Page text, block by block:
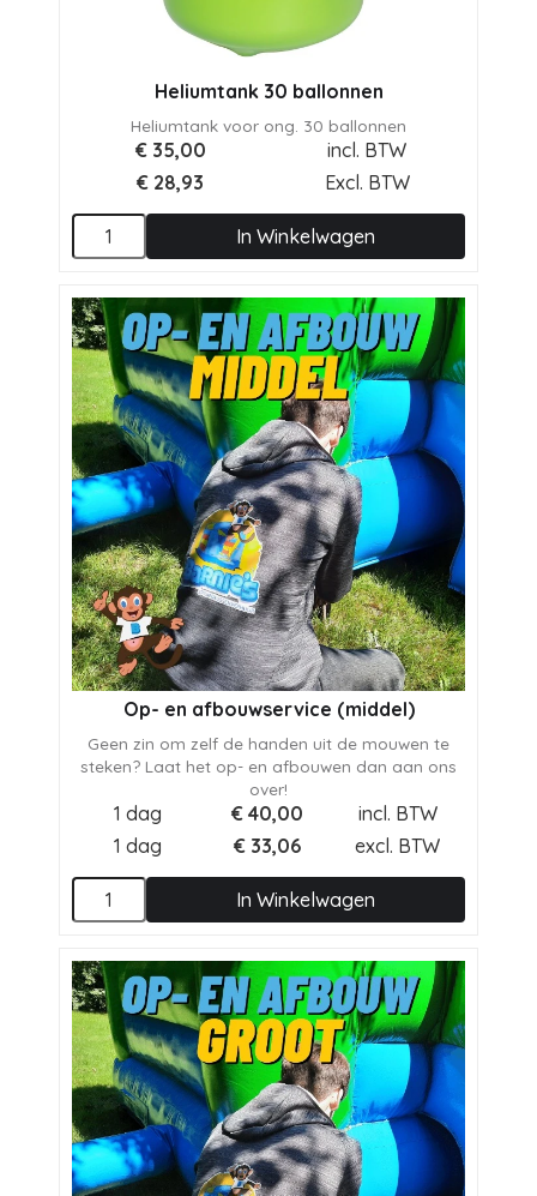
Heliumtank 30 ballonnen
Heliumtank voor ong. 30 ballonnen
€ 35,00
incl. BTW
€ 28,93 Excl. BTW
In Winkelwagen
Op- en afbouwservice (middel)
Geen zin om zelf de handen uit de mouwen te
steken? Laat het op- en afbouwen dan aan ons
over!
1 dag € 40,00
incl. BTW
1 dag
€ 33,06 excl. BTW
In Winkelwagen